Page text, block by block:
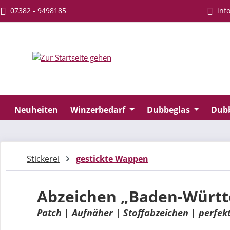
Hauptinhalt springen
Zur Suche springen
Zur Hauptnavigation springen
07382 - 9498185
Neuheiten Winzerbedarf Dubbeglas
Stickerei gestickte Wappen
Abzeichen „Baden-
Patch | Aufnäher | Stoffabzeichen |